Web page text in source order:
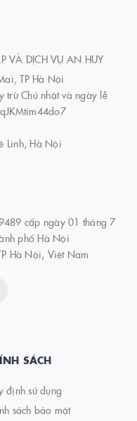
VÀ DỊCH VỤ AN HUY
TP Hà Nội
trừ Chủ nhật và ngày lễ
Linh, Hà Nội
cấp ngày 01 tháng 7
phố Hà Nội
Hà Nội, Việt Nam
SÁCH
định sử dụng
sách bảo mật